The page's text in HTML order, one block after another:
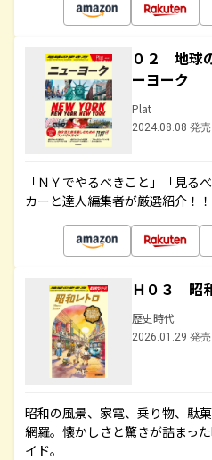
０２ 地球
ーヨーク
Plat
2024.08.08 発売
「ＮＹでやるべきこと」「見る
カーと達人編集者が厳選紹介！
Ｈ０３ 昭
歴史時代
2026.01.29 発売
昭和の風景、家電、乗り物、駄
網羅。懐かしさと驚きが詰まっ
イド。